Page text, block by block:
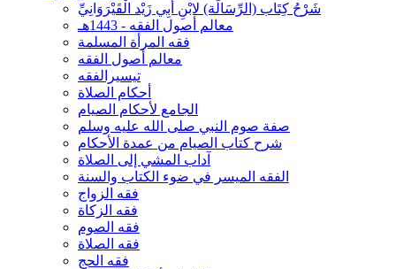
شَرْحُ كِتَاب (الرِّسَالَة) لابْنِ أبِي زَيْد الْقَيْرَوَانِيِّ
معالم أصول الفقه - 1443هـ
فقه المرأة المسلمة
معالم أصول الفقه
تيسيرالفقه
أحكام الصلاة
الجامع لأحكام الصيام
صفة صوم النبي صلى الله عليه وسلم
شرح كتاب الصيام من عمدة الأحكام
آداب المشي إلى الصلاة
الفقه الميسر في ضوء الكتاب والسنة
فقه الزواج
فقه الزكاة
فقه الصوم
فقه الصلاة
فقه الحج